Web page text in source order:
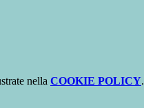
nella COOKIE POLICY.